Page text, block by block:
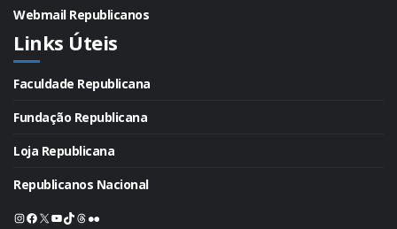
Webmail Republicanos
Links Úteis
Faculdade Republicana
Fundação Republicana
Loja Republicana
Republicanos Nacional
Instagram
Facebook
X Youtube
TikTok
Threads
Flickr